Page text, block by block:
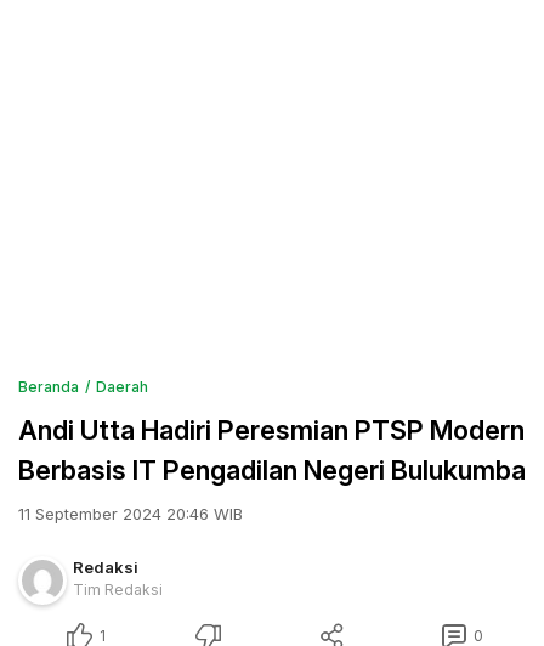
Beranda Daerah
Andi Utta Hadiri Peresmian PTSP Modern
Berbasis IT Pengadilan Negeri Bulukumba
11 September 2024 20:46 WIB
Redaksi
Tim Redaksi
1 0